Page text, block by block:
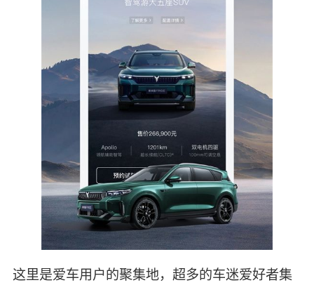
这里是爱车用户的聚集地，超多的车迷爱好者集